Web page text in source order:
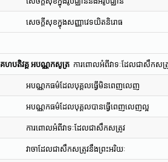
សេចក្តីសុខក្នុងសញ្ញាវេទយិតនិរោធ
គហបតិវគ្គ អបណ្ណកសូត្រ ការពោលអំពីវាទៈដែលជាសឹកសត្
អបណ្ណកធម៌ដែលបុគ្គលធ្វើមិនពេញលេញ
អបណ្ណកធម៌ដែលបុគ្គលបានធ្វើពេញលេញល្អ
ការពោលអំពីវាទៈដែលជាសឹកសត្រូវ
វាចាដែលជាសឹកសត្រូវនឹងព្រះអរិយៈ